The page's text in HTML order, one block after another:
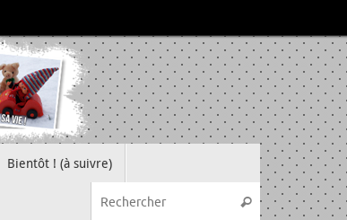
Bientôt ! (à suivre)
Recherche
Rechercher